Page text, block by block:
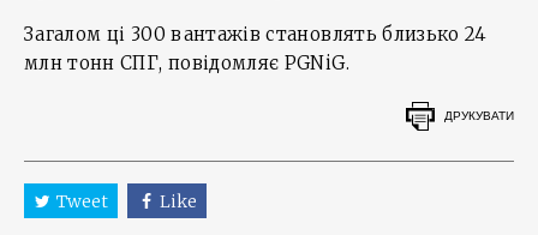
Загалом ці 300 вантажів становлять близько 24
млн тонн СПГ, повідомляє PGNiG.
ДРУКУВАТИ
Tweet Like